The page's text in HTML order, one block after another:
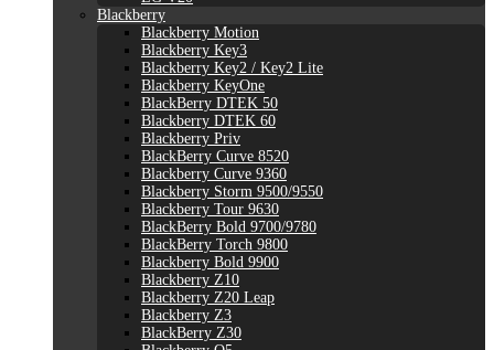
Blackberry
Blackberry Motion
Blackberry Key3
Blackberry Key2 / Key2 Lite
Blackberry KeyOne
BlackBerry DTEK 50
Blackberry DTEK 60
Blackberry Priv
BlackBerry Curve 8520
Blackberry Curve 9360
Blackberry Storm 9500/9550
Blackberry Tour 9630
BlackBerry Bold 9700/9780
BlackBerry Torch 9800
Blackberry Bold 9900
Blackberry Z10
Blackberry Z20 Leap
Blackberry Z3
BlackBerry Z30